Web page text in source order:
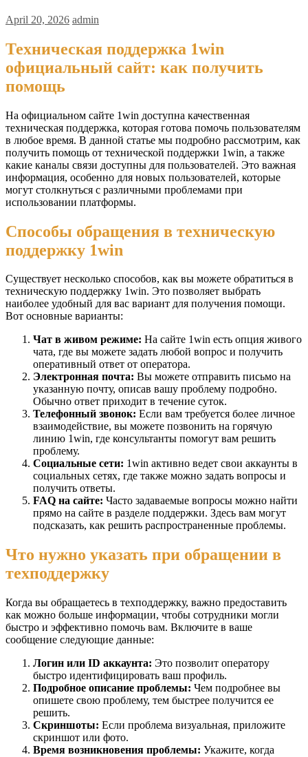
April 20, 2026 admin
Техническая поддержка 1win
официальный сайт: как получить
помощь
На официальном сайте 1win доступна качественная
техническая поддержка, которая готова помочь пользователям
в любое время. В данной статье мы подробно рассмотрим, как
получить помощь от технической поддержки 1win, а также
какие каналы связи доступны для пользователей. Это важная
информация, особенно для новых пользователей, которые
могут столкнуться с различными проблемами при
использовании платформы.
Способы обращения в техническую
поддержку 1win
Существует несколько способов, как вы можете обратиться в
техническую поддержку 1win. Это позволяет выбрать
наиболее удобный для вас вариант для получения помощи.
Вот основные варианты:
Чат в живом режиме: На сайте 1win есть опция живого
чата, где вы можете задать любой вопрос и получить
оперативный ответ от оператора.
Электронная почта: Вы можете отправить письмо на
указанную почту, описав вашу проблему подробно.
Обычно ответ приходит в течение суток.
Телефонный звонок: Если вам требуется более личное
взаимодействие, вы можете позвонить на горячую
линию 1win, где консультанты помогут вам решить
проблему.
Социальные сети: 1win активно ведет свои аккаунты в
социальных сетях, где также можно задать вопросы и
получить ответы.
FAQ на сайте: Часто задаваемые вопросы можно найти
прямо на сайте в разделе поддержки. Здесь вам могут
подсказать, как решить распространенные проблемы.
Что нужно указать при обращении в
техподдержку
Когда вы обращаетесь в техподдержку, важно предоставить
как можно больше информации, чтобы сотрудники могли
быстро и эффективно помочь вам. Включите в ваше
сообщение следующие данные:
Логин или ID аккаунта: Это позволит оператору
быстро идентифицировать ваш профиль.
Подробное описание проблемы: Чем подробнее вы
опишете свою проблему, тем быстрее получится ее
решить.
Скриншоты: Если проблема визуальная, приложите
скриншот или фото.
Время возникновения проблемы: Укажите, когда